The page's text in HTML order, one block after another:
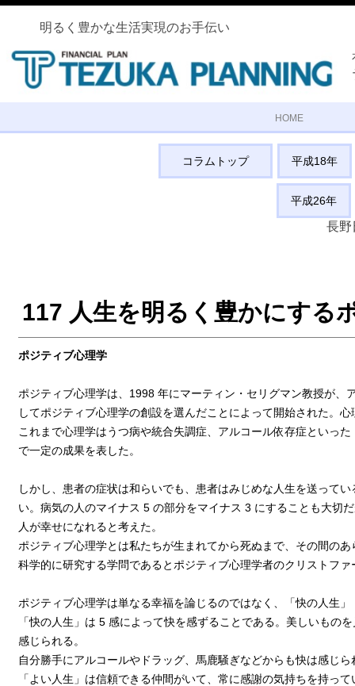
明るく豊かな生活実現のお手伝い
HOME
コラムトップ 平成18年
9:00～17:00
定休日 日曜日
年末年始、お盆、連休
information
長野
平成26年
117 人生を明るく豊かにする
ポジティブ心理学
ポジティブ心理学は、1998 年にマーティン・セリグマン教授が
してポジティブ心理学の創設を選んだことによって開始された。
これまで心理学はうつ病や統合失調症、アルコール依存症といっ
で一定の成果を表した。
しかし、患者の症状は和らいでも、患者はみじめな人生を送って
い。病気の人のマイナス 5 の部分をマイナス 3 にすることも大切
人が幸せになれると考えた。
ポジティブ心理学とは私たちが生まれてから死ぬまで、その間の
科学的に研究する学問であるとポジティブ心理学者のクリストフ
ポジティブ心理学は単なる幸福を論じるのではなく、「快の人生
「快の人生」は 5 感によって快を感ずることである。美しいもの
感じられる。
自分勝手にアルコールやドラッグ、馬鹿騒ぎなどからも快は感じ
「よい人生」は信頼できる仲間がいて、常に感謝の気持ちを持っ